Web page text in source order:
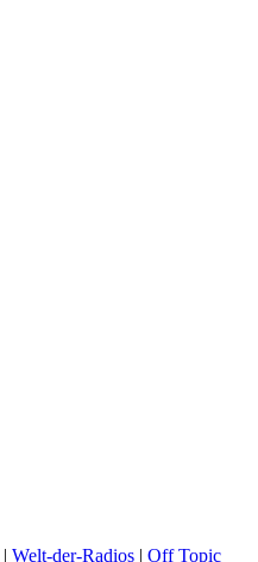
| Welt-der-Radios | Off Topic